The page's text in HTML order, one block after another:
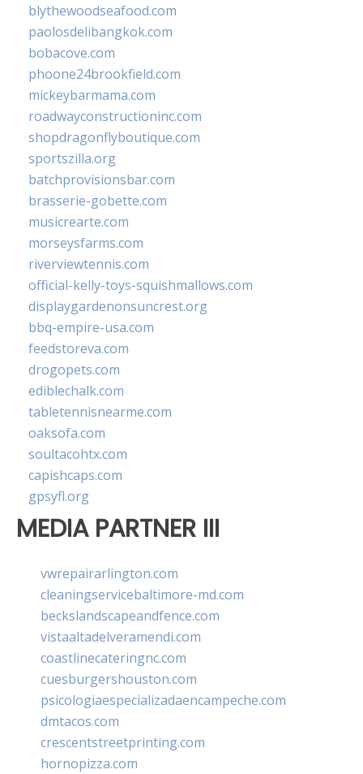
blythewoodseafood.com
paolosdelibangkok.com
bobacove.com
phoone24brookfield.com
mickeybarmama.com
roadwayconstructioninc.com
shopdragonflyboutique.com
sportszilla.org
batchprovisionsbar.com
brasserie-gobette.com
musicrearte.com
morseysfarms.com
riverviewtennis.com
official-kelly-toys-squishmallows.com
displaygardenonsuncrest.org
bbq-empire-usa.com
feedstoreva.com
drogopets.com
ediblechalk.com
tabletennisnearme.com
oaksofa.com
soultacohtx.com
capishcaps.com
gpsyfl.org
MEDIA PARTNER III
vwrepairarlington.com
cleaningservicebaltimore-md.com
beckslandscapeandfence.com
vistaaltadelveramendi.com
coastlinecateringnc.com
cuesburgershouston.com
psicologiaespecializadaencampeche.com
dmtacos.com
crescentstreetprinting.com
hornopizza.com